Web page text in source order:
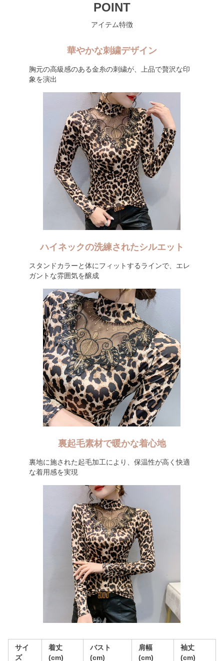
POINT
アイテム特徴
華やかな刺繍デザイン
胸元の高級感のある金糸の刺繍が、上品で贅沢な印
象を演出
ハイネックの洗練されたシルエット
スタンドカラーと体にフィットするラインで、エレ
ガントな雰囲気を醸成
裏起毛素材で暖かな着心地
裏地に施された起毛加工により、保温性が高く快適
な着用感を実現
サイ
ズ
着丈
(cm)
バスト
(cm)
肩幅
(cm)
袖丈
(cm)